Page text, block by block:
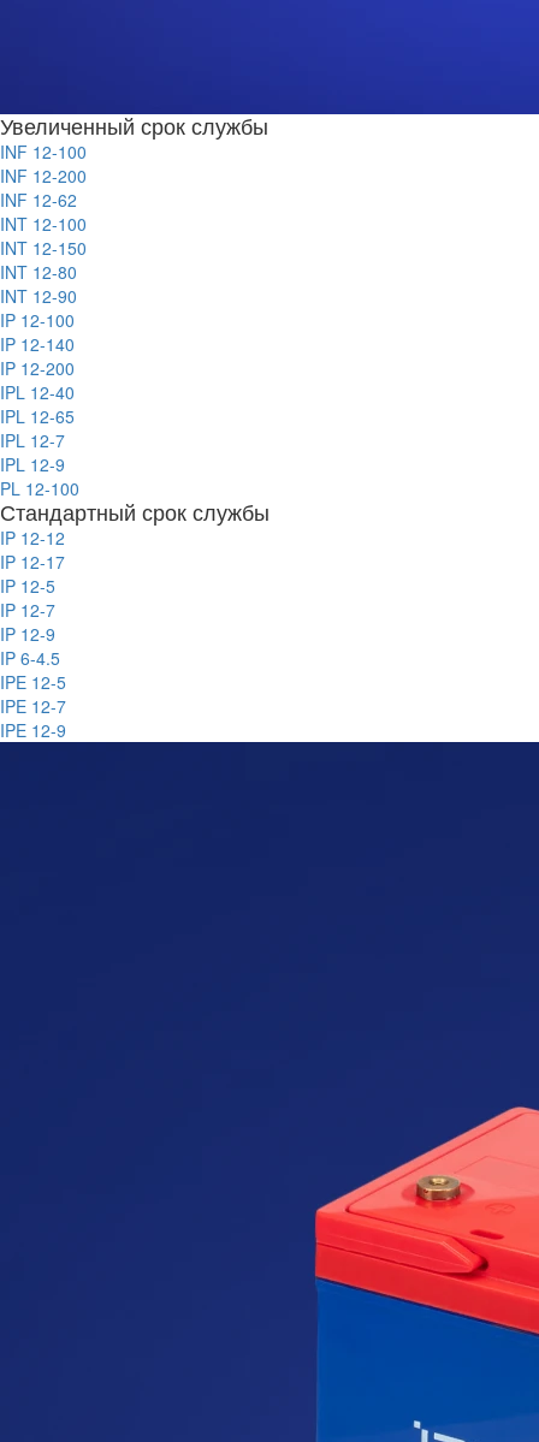
Увеличенный срок службы
INF 12-100
INF 12-200
INF 12-62
INT 12-100
INT 12-150
INT 12-80
INT 12-90
IP 12-100
IP 12-140
IP 12-200
IPL 12-40
IPL 12-65
IPL 12-7
IPL 12-9
PL 12-100
Стандартный срок службы
IP 12-12
IP 12-17
IP 12-5
IP 12-7
IP 12-9
IP 6-4.5
IPE 12-5
IPE 12-7
IPE 12-9